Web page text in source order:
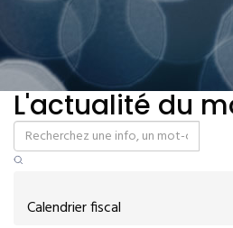
L'actualité du
Calendrier fiscal